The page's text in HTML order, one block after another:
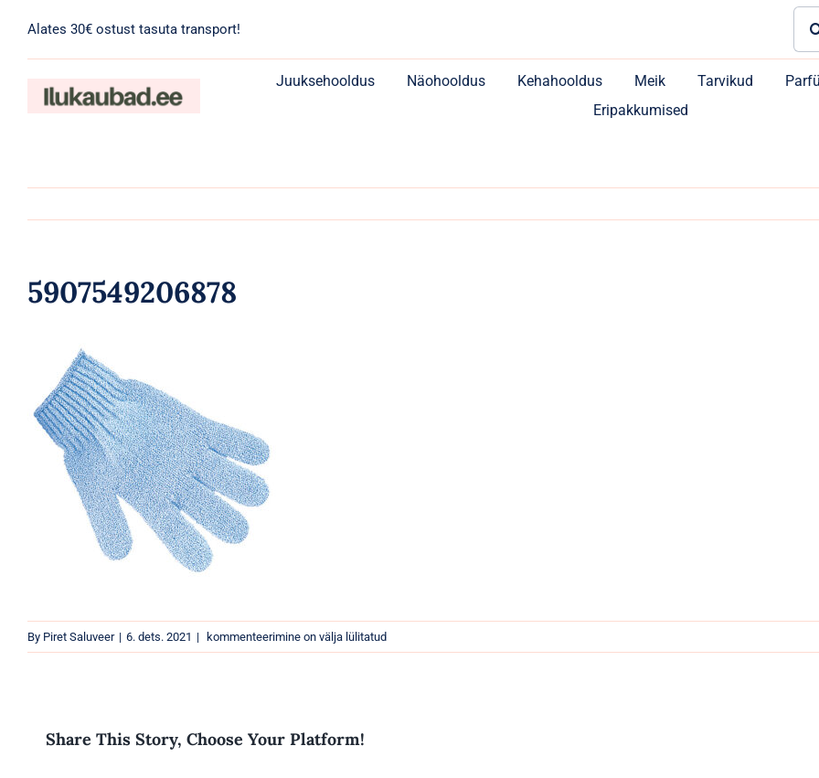
content
Alates 30€ ostust tasuta transport!
Juuksehooldus Näohooldus Kehahooldus Meik Tarvikud
Eripakkumised
5907549206878
By Piret Saluveer | 6. dets. 2021 | 5907549206878
kommenteerimine on välja lülitatud
Share This Story, Choose Your Platform!